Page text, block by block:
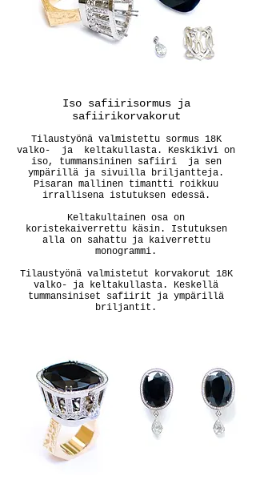
Iso safiirisormus ja
safiirikorvakorut
Tilaustyönä valmistettu sormus 18K
valko- ja keltakullasta. Keskikivi on
iso, tummansininen safiiri ja sen
ympärillä ja sivuilla briljantteja.
Pisaran mallinen timantti roikkuu
irrallisena istutuksen edessä.
Keltakultainen osa on
koristekaiverrettu käsin. Istutuksen
alla on sahattu ja kaiverrettu
monogrammi.
Tilaustyönä valmistetut korvakorut 18K
valko- ja keltakullasta. Keskellä
tummansiniset safiirit ja ympärillä
briljantit.